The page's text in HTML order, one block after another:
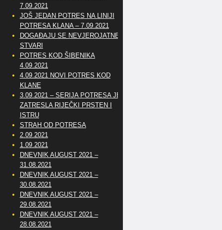
7.09.2021
JOŠ JEDAN POTRES NA LINIJI
POTRESA KLANA – 7.09.2021
DOGAĐAJU SE NEVJEROJATNE
STVARI
POTRES KOD ŠIBENIKA
4.09.2021
4.09.2021 NOVI POTRES KOD
KLANE
3.09.2021 – SERIJA POTRESA JE
ZATRESLA RIJEČKI PRSTEN I
ISTRU
STRAH OD POTRESA
2.09.2021
1.09.2021
DNEVNIK AUGUST 2021 –
31.08.2021
DNEVNIK AUGUST 2021 –
30.08.2021
DNEVNIK AUGUST 2021 –
29.08.2021
DNEVNIK AUGUST 2021 –
28.08.2021